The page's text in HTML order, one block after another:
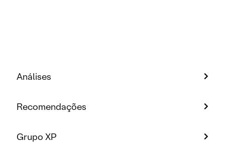
Análises
Recomendações
Grupo XP